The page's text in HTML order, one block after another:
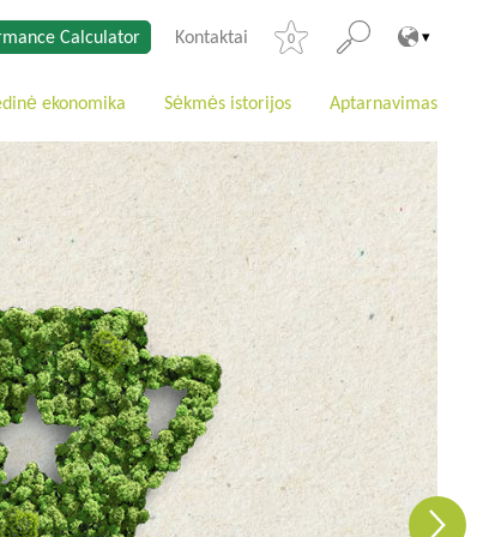
Calculator Kontaktai 0
ekonomika Sėkmės istorijos Aptarnavimas